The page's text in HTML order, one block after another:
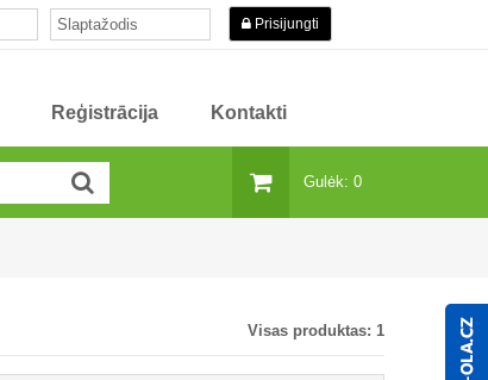
Prisijungti
Reģistrācija Kontakti
Gulėk: 0
Visas produktas: 1